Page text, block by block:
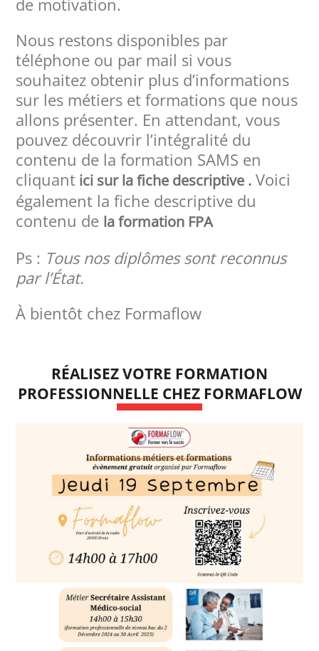
de motivation.
Nous restons disponibles par
téléphone ou par mail si vous
souhaitez obtenir plus d’informations
sur les métiers et formations que nous
allons présenter. En attendant, vous
pouvez découvrir l’intégralité du
contenu de la formation SAMS en
cliquant ici sur la fiche descriptive . Voici
également la fiche descriptive du
contenu de la formation FPA
Ps : Tous nos diplômes sont reconnus
par l’État.
À bientôt chez Formaflow
RÉALISEZ VOTRE FORMATION
PROFESSIONNELLE CHEZ FORMAFLOW